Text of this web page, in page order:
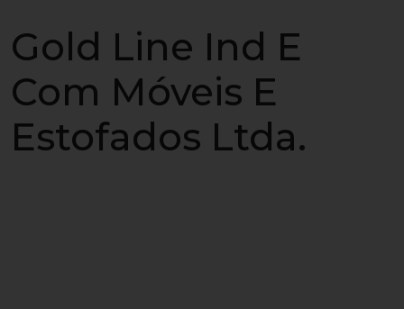
Gold Line Ind E
Com Móveis E
Estofados Ltda.